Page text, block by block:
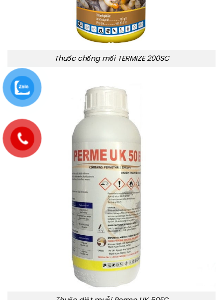
Thuốc chống mối TERMIZE 200SC